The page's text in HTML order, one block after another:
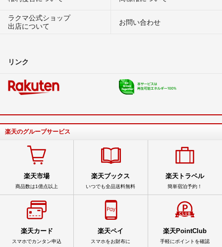
ラクマ公式ショップ
出店について
お問い合わせ
リンク
楽天のグループサービス
楽天市場
商品数は1億点以上
楽天ブックス
いつでも全品送料無料
楽天トラベル
簡単宿泊予約！
楽天カード
スマホでカンタン申込
楽天ペイ
スマホをお財布に
楽天PointClub
手軽にポイントを確認